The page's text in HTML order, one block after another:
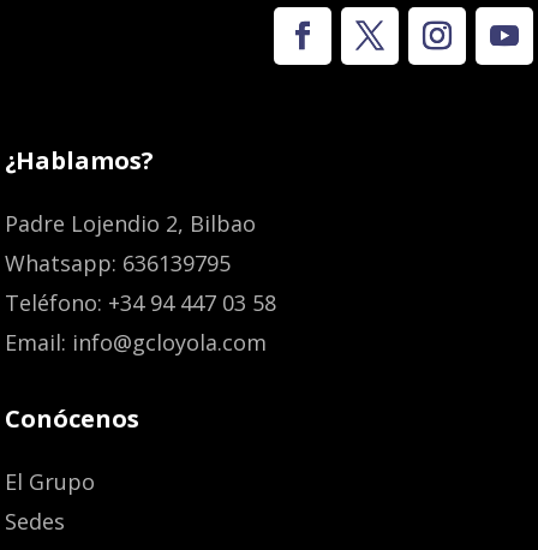
¿Hablamos?
Padre Lojendio 2, Bilbao
Whatsapp: 636139795
Teléfono: +34 94 447 03 58
Email: info@gcloyola.com
Conócenos
El Grupo
Sedes